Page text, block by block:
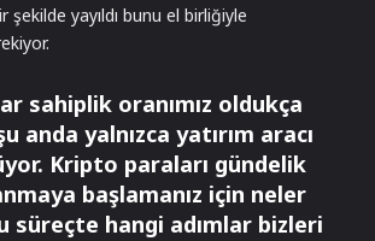
şekilde yayıldı bunu el birliğiyle
sahiplik oranımız oldukça
anda yalnızca yatırım aracı
Kripto paraları gündelik
başlamanız için neler
süreçte hangi adımlar bizleri